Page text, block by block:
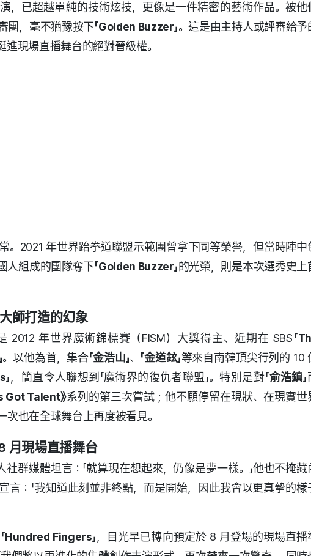
，已超越單純的技術炫技，更像是一件精密的藝術作品。被他
團，毫不猶豫按下「Golden Buzzer」。這是由主持人或評審給予
現場直播舞台的絕對晉級權。
。2021 年世界跆拳道聯盟示範團曾拿下同等榮譽，但當時陣中
人組成的團隊奪下「Golden Buzzer」的光榮，則是本次選秀史上
大師打造的幻象
2012 年世界魔術錦標賽（FISM）大獎得主、近期在 SBS「
。以他為首，集合「金浩山」、 「金道鉉」等來自南韓頂尖行列的 10
，簡直令人聯想到「魔術界的復仇者聯盟」。特別是對「俞浩鎮」
Got Talent》系列的第三次嘗試；他不願停留在現狀、在現實世
也在全球舞台上再度被看見。
8 月現場直播舞台
社群媒體坦言：「就算現在想起來，仍像是夢一樣。」他也不掩藏
言：「我知道此刻並非終點，而是開始，因此我會以更真摯的樣
「Hundred Fingers」
，目光早已轉向預定於 8 月登場的現場直播